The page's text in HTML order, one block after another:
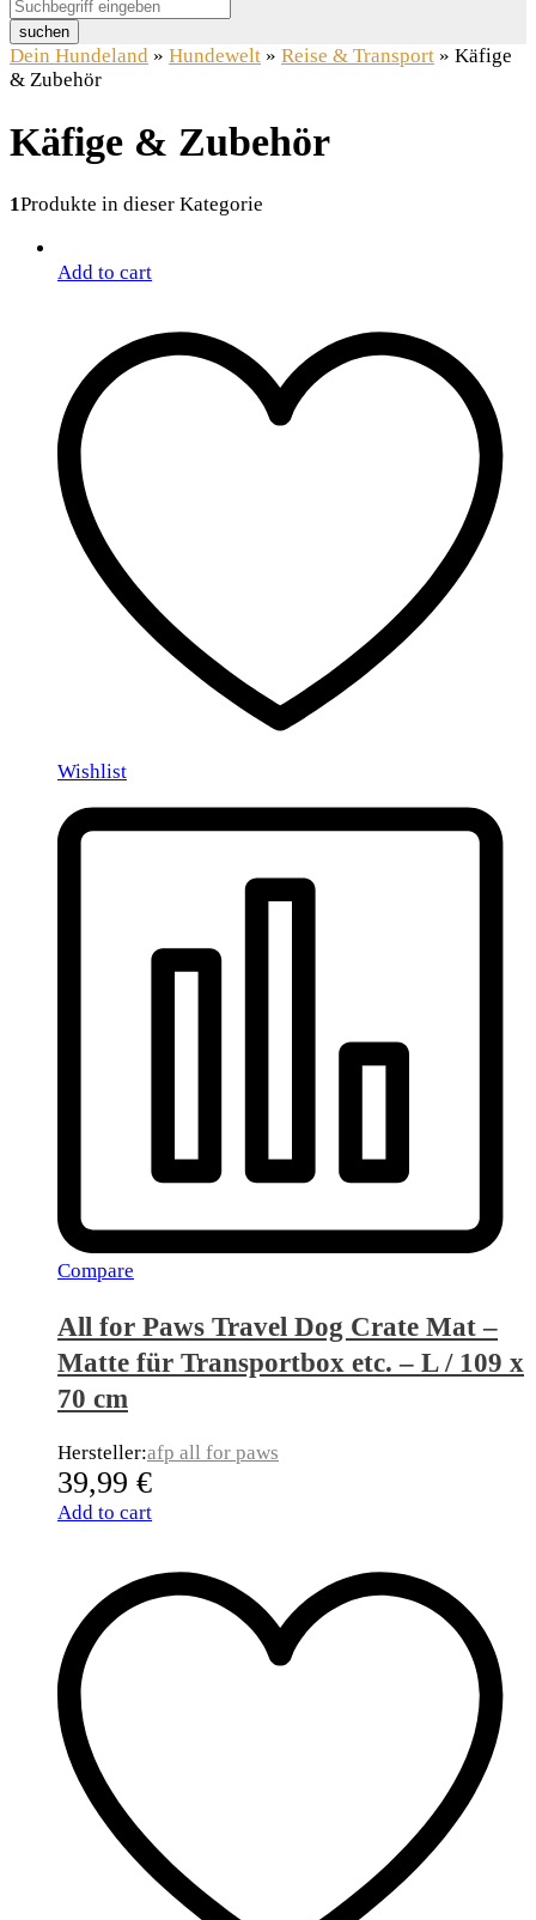
suchen
Dein Hundeland » Hundewelt » Reise & Transport » Käfige
& Zubehör
Käfige & Zubehör
1Produkte in dieser Kategorie
Add to cart
Wishlist
Compare
All for Paws Travel Dog Crate Mat –
Matte für Transportbox etc. – L / 109 x
70 cm
Hersteller:afp all for paws
39,99 €
Add to cart